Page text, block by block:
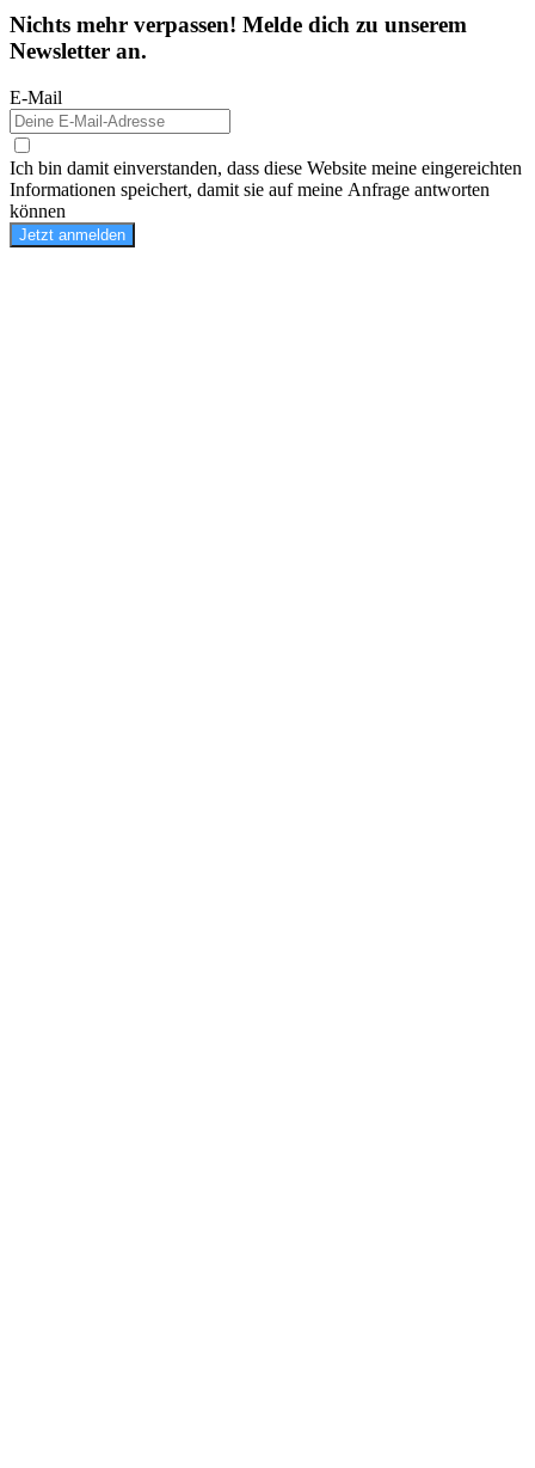
Nichts mehr verpassen! Melde dich zu unserem
Newsletter an.
E-Mail
Ich bin damit einverstanden, dass diese Website meine eingereichten
Informationen speichert, damit sie auf meine Anfrage antworten
können
Jetzt anmelden